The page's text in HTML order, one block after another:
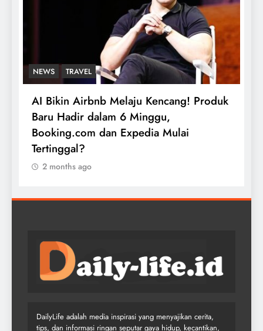
NEWS TRAVEL
AI Bikin Airbnb Melaju Kencang! Produk
Baru Hadir dalam 6 Minggu,
Booking.com dan Expedia Mulai
Tertinggal?
2 months ago
DailyLife adalah media inspirasi yang menyajikan cerita,
tips, dan informasi ringan seputar gaya hidup, kecantikan,